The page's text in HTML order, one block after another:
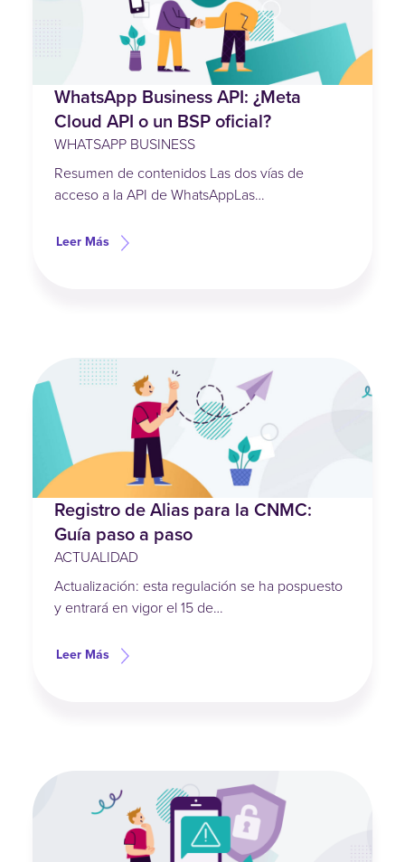
WhatsApp Business API: ¿Meta
Cloud API o un BSP oficial?
WHATSAPP BUSINESS
Resumen de contenidos Las dos vías de
acceso a la API de WhatsAppLas…
Leer Más
Registro de Alias para la CNMC:
Guía paso a paso
ACTUALIDAD
Actualización: esta regulación se ha pospuesto
y entrará en vigor el 15 de…
Leer Más